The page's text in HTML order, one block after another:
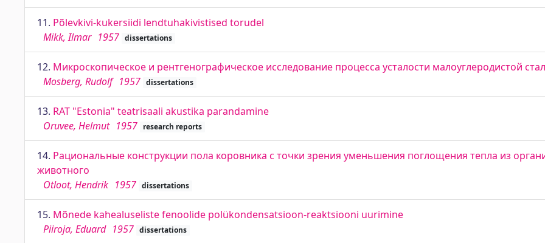
11. Põlevkivi-kukersiidi lendtuhakivistised torudel
Mikk, Ilmar 1957 dissertations
12. Микроскопическое и рентгенографическое исследование процесса усталости малоуглеродистой
Mosberg, Rudolf 1957 dissertations
13. RAT "Estonia" teatrisaali akustika parandamine
Oruvee, Helmut 1957 research reports
14. Рациональные конструкции пола коровника с точки зрения уменьшения поглощения тепла из
животного
Otloot, Hendrik 1957 dissertations
15. Mõnede kahealuseliste fenoolide polükondensatsioon-reaktsiooni uurimine
Piiroja, Eduard 1957 dissertations